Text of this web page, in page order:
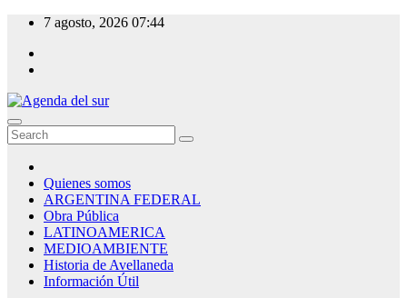
Skip
content
7 agosto, 2026 07:44
Agenda del sur
Quienes somos
ARGENTINA FEDERAL
Obra Pública
LATINOAMERICA
MEDIOAMBIENTE
Historia de Avellaneda
Información Útil